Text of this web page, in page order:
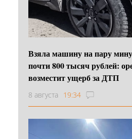
Взяла машину на пару
почти 800 тысяч рублей:
возместит ущерб за ДТП
8 августа 19:34